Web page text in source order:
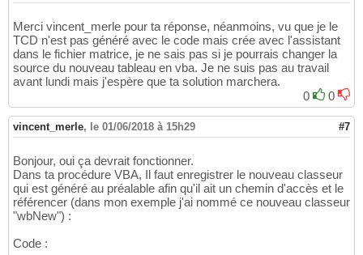
Merci vincent_merle pour ta réponse, néanmoins, vu que je le
TCD n'est pas généré avec le code mais crée avec l'assistant
dans le fichier matrice, je ne sais pas si je pourrais changer la
source du nouveau tableau en vba. Je ne suis pas au travail
avant lundi mais j'espère que ta solution marchera.
0
0
vincent_merle, le 01/06/2018 à 15h29 #7
Bonjour, oui ça devrait fonctionner.
Dans ta procédure VBA, Il faut enregistrer le nouveau classeur
qui est généré au préalable afin qu'il ait un chemin d'accès et le
référencer (dans mon exemple j'ai nommé ce nouveau classeur
"wbNew") :
Code :